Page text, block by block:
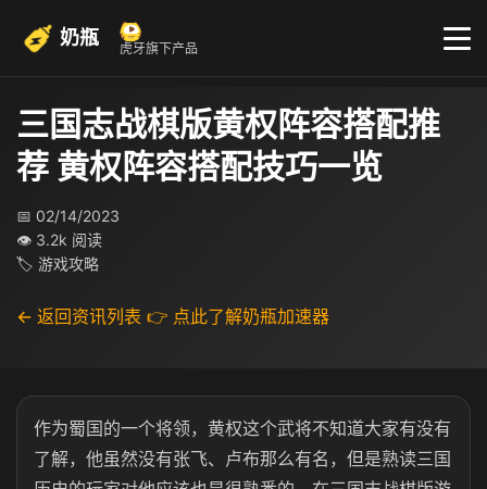
奶瓶 虎牙旗下产品
三国志战棋版黄权阵容搭配推
荐 黄权阵容搭配技巧一览
📅 02/14/2023
👁 3.2k 阅读
🏷 游戏攻略
← 返回资讯列表 👉 点此了解奶瓶加速器
作为蜀国的一个将领，黄权这个武将不知道大家有没有
了解，他虽然没有张飞、卢布那么有名，但是熟读三国